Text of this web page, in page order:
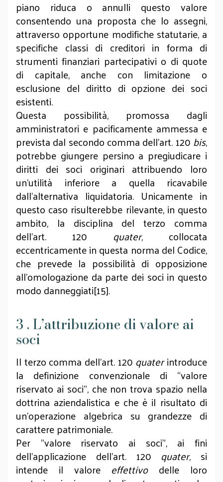
piano riduca o annulli questo valore
consentendo una proposta che lo assegni,
attraverso opportune modifiche statutarie, a
specifiche classi di creditori in forma di
strumenti finanziari partecipativi o di quote
di capitale, anche con limitazione o
esclusione del diritto di opzione dei soci
esistenti.
Questa possibilità, promossa dagli
amministratori e pacificamente ammessa e
prevista dal secondo comma dell’art. 120bis,
potrebbe giungere persino a pregiudicare i
diritti dei soci originari attribuendo loro
un’utilità inferiore a quella ricavabile
dall’alternativa liquidatoria. Unicamente in
questo caso risulterebbe rilevante, in questo
ambito, la disciplina del terzo comma
dell’art. 120 quater, collocata
eccentricamente in questa norma del Codice,
che prevede la possibilità di opposizione
all’omologazione da parte dei soci in questo
modo danneggiati[15].
3 . L’attribuzione di valore ai
soci
Il terzo comma dell’art. 120 quaterintroduce
la definizione convenzionale di “valore
riservato ai soci”, che non trova spazio nella
dottrina aziendalistica e che è il risultato di
un’operazione algebrica su grandezze di
carattere patrimoniale.
Per “valore riservato ai soci”, ai fini
dell’applicazione dell’art. 120 quater, si
intende il valore effettivodelle loro